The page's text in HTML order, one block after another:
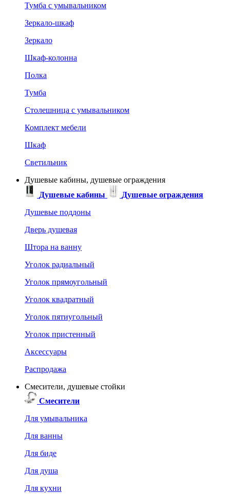
Тумба с умывальником
Зеркало-шкаф
Зеркало
Шкаф-колонна
Полка
Тумба
Столешница с умывальником
Комплект мебели
Шкаф
Светильник
Душевые кабины, душевые ограждения
Душевые кабины
Душевые ограждения
Душевые поддоны
Дверь душевая
Штора на ванну
Уголок радиальный
Уголок прямоугольный
Уголок квадратный
Уголок пятиугольный
Уголок пристенный
Аксессуары
Распродажа
Смесители, душевые стойки
Смесители
Для умывальника
Для ванны
Для биде
Для душа
Для кухни